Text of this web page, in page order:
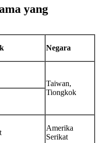
yang
Negara
Taiwan,
Tiongkok
Amerika
Serikat